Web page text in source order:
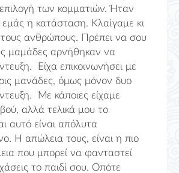
των κομματιών. Ήταν
εμάς η κατάσταση. Κλαίγαμε κι
τους ανθρώπους. Πρέπει να σου
μαμάδες αρνήθηκαν να
Είχα επικοινωνήσει με
μανάδες, όμως μόνον δυο
Με κάποιες είχαμε
αλλά τελικά μου το
αυτό είναι απόλυτα
Η απώλεια τους, είναι η πιο
που μπορεί να φανταστεί
το παιδί σου. Οπότε